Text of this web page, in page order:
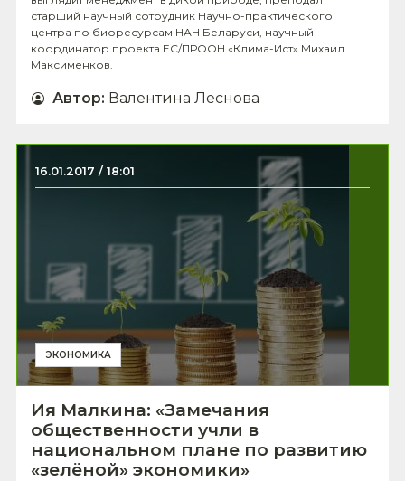
старший научный сотрудник Научно-практического
центра по биоресурсам НАН Беларуси, научный
координатор проекта ЕС/ПРООН «Клима-Ист» Михаил
Максименков.
Автор: Валентина Леснова
16.01.2017 / 18:01
ЭКОНОМИКА
Ия Малкина: «Замечания
общественности учли в
национальном плане по развитию
«зелёной» экономики»